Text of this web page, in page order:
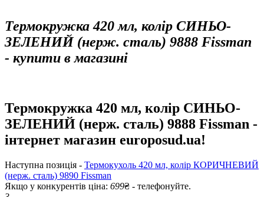
Термокружка 420 мл, колір СИНЬО-
ЗЕЛЕНИЙ (нерж. сталь) 9888 Fissman
- купити в магазині
Термокружка 420 мл, колір СИНЬО-
ЗЕЛЕНИЙ (нерж. сталь) 9888 Fissman -
інтернет магазин europosud.ua!
Наступна позиція - Термокухоль 420 мл, колір КОРИЧНЕВИЙ
(нерж. сталь) 9890 Fissman
Якщо у конкурентів ціна: 699₴ - телефонуйте.